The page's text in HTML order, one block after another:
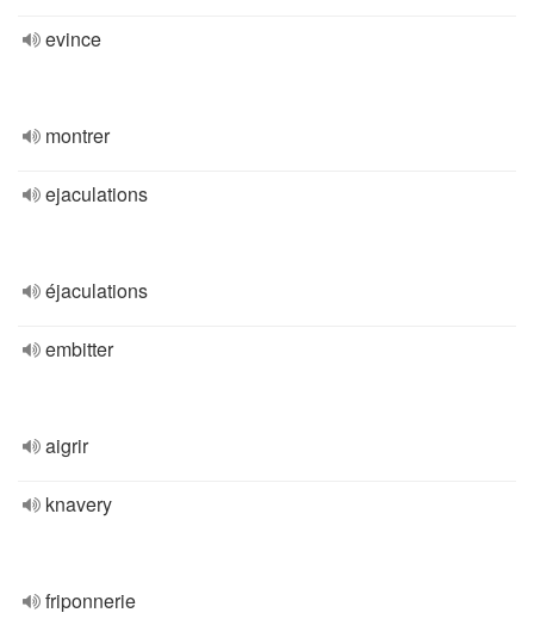
evince
montrer
ejaculations
éjaculations
embitter
aigrir
knavery
friponnerie